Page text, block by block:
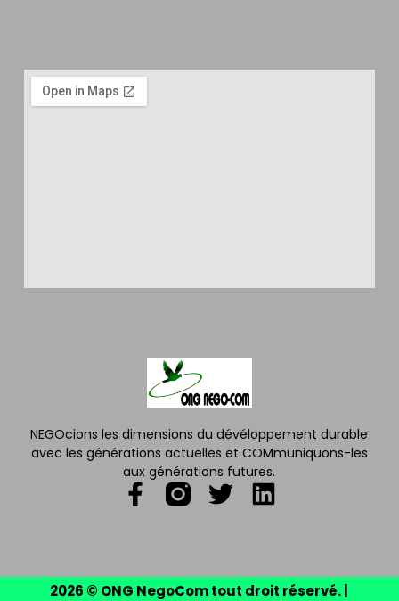
NEGOcions les dimensions du dévéloppement durable
avec les générations actuelles et COMmuniquons-les
aux générations futures.
2026 © ONG NegoCom tout droit réservé. |